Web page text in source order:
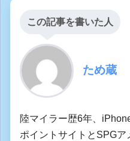
この記事を書いた人
ため蔵
陸マイラー歴6年、
ポイントサイトとSPG